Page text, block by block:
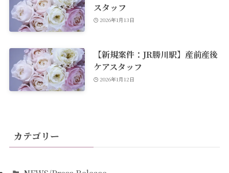
スタッフ
2026年1月13日
【新規案件：JR勝川駅】産前産後
ケアスタッフ
2026年1月12日
カテゴリー